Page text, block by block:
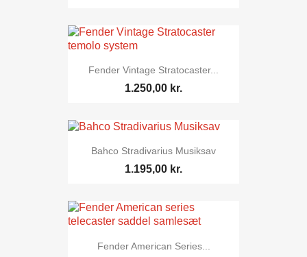
Fender Vintage Stratocaster...
1.250,00 kr.
Bahco Stradivarius Musiksav
1.195,00 kr.
Fender American Series...